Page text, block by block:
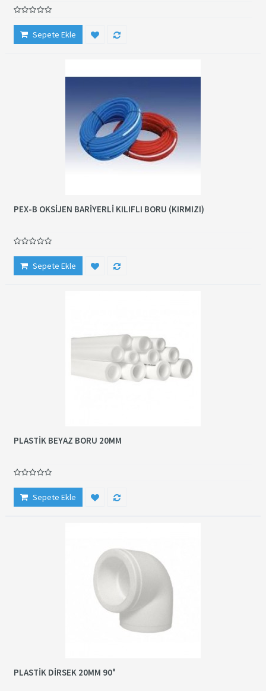
Sepete Ekle
PEX-B OKSİJEN BARİYERLİ KILIFLI BORU (KIRMIZI)
Sepete Ekle
PLASTİK BEYAZ BORU 20MM
Sepete Ekle
PLASTİK DİRSEK 20MM 90°